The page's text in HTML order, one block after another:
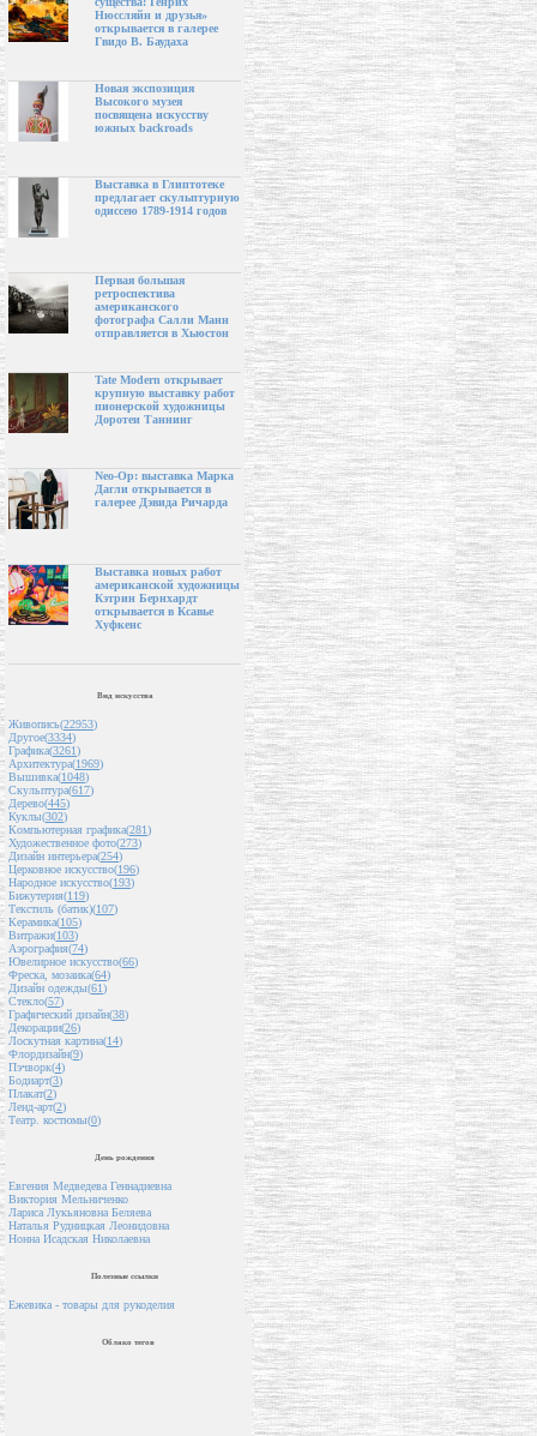
Нюссляйн и друзья»
открывается в галерее
Гвидо В. Баудаха
Новая экспозиция
Высокого музея
посвящена искусству
южных backroads
Выставка в Глиптотеке
предлагает скульптурную
одиссею 1789-1914 годов
Первая большая
ретроспектива
американского
фотографа Салли Манн
отправляется в Хьюстон
Tate Modern открывает
крупную выставку работ
пионерской художницы
Доротеи Таннинг
Neo-Op: выставка Марка
Дагли открывается в
галерее Дэвида Ричарда
Выставка новых работ
американской художницы
Кэтрин Бернхардт
открывается в Ксавье
Хуфкенс
Вид искусства
Живопись(22953)
Другое(3334)
Графика(3261)
Архитектура(1969)
Вышивка(1048)
Скульптура(617)
Дерево(445)
Куклы(302)
Компьютерная графика(281)
Художественное фото(273)
Дизайн интерьера(254)
Церковное искусство(196)
Народное искусство(193)
Бижутерия(119)
Текстиль (батик)(107)
Керамика(105)
Витражи(103)
Аэрография(74)
Ювелирное искусство(66)
Фреска, мозаика(64)
Дизайн одежды(61)
Стекло(57)
Графический дизайн(38)
Декорации(26)
Лоскутная картина(14)
Флордизайн(9)
Пэчворк(4)
Бодиарт(3)
Плакат(2)
Ленд-арт(2)
Театр. костюмы(0)
День рождения
Евгения Медведева Геннадиевна
Виктория Мельниченко
Лариса Лукьяновна Беляева
Наталья Рудницкая Леонидовна
Нонна Исадская Николаевна
Полезные ссылки
Ежевика - товары для рукоделия
Облако тегов